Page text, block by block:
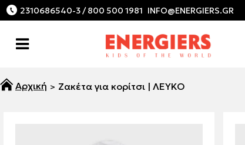
2310686540-3 / 800 500 1981
Ζακέτα για κορίτσι | ΛΕΥΚΟ